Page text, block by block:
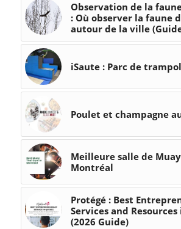
Observation de la
: Où observer la faune
autour de la ville
iSaute : Parc de
Poulet et champagne
Meilleure salle de
Montréal
Protégé : Best
Services and
(2026 Guide)